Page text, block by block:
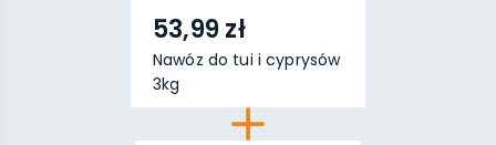
53,99 zł
Nawóz do tui i cyprysów
3kg